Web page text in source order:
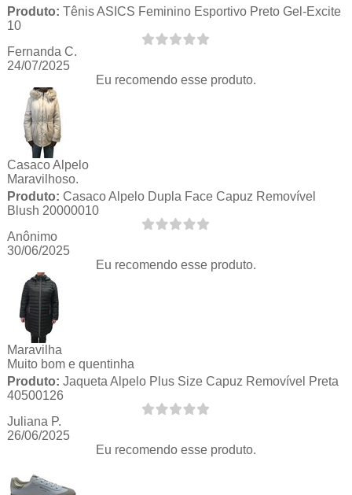
Produto: Tênis ASICS Feminino Esportivo Preto Gel-Excite
10
Fernanda C.
24/07/2025
Eu recomendo esse produto.
Casaco Alpelo
Maravilhoso.
Produto: Casaco Alpelo Dupla Face Capuz Removível
Blush 20000010
Anônimo
30/06/2025
Eu recomendo esse produto.
Maravilha
Muito bom e quentinha
Produto: Jaqueta Alpelo Plus Size Capuz Removível Preta
40500126
Juliana P.
26/06/2025
Eu recomendo esse produto.